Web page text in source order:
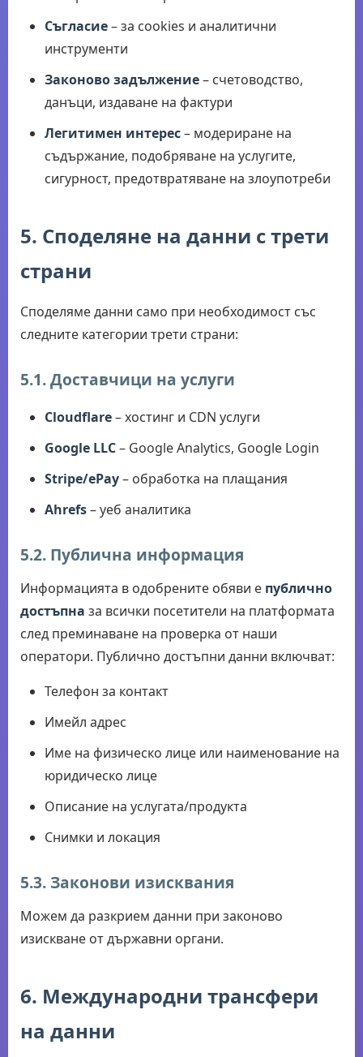
Съгласие– за cookies и аналитични
инструменти
Законово задължение– счетоводство,
данъци, издаване на фактури
Легитимен интерес– модериране на
съдържание, подобряване на услугите,
сигурност, предотвратяване на злоупотреби
5. Споделяне на данни с трети
страни
Споделяме данни само при необходимост със
следните категории трети страни:
5.1. Доставчици на услуги
Cloudflare– хостинг и CDN услуги
Google LLC– Google Analytics, Google Login
Stripe/ePay– обработка на плащания
Ahrefs– уеб аналитика
5.2. Публична информация
Информацията в одобрените обяви е публично
достъпна за всички посетители на платформата
след преминаване на проверка от наши
оператори. Публично достъпни данни включват:
Телефон за контакт
Имейл адрес
Име на физическо лице или наименование на
юридическо лице
Описание на услугата/продукта
Снимки и локация
5.3. Законови изисквания
Можем да разкрием данни при законово
изискване от държавни органи.
6. Международни трансфери
на данни